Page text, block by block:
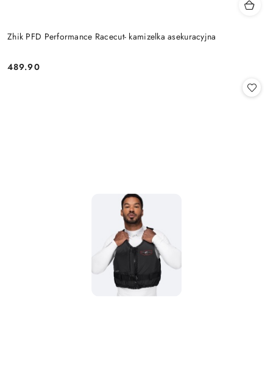
Zhik PFD Performance Racecut- kamizelka asekuracyjna
Cena:
489.90